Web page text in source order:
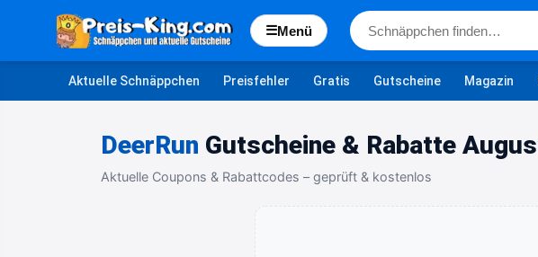
☰Menü
Aktuelle Schnäppchen Preisfehler Gratis Gutscheine Magazin
DeerRun Gutscheine & Rabatte
Aktuelle Coupons & Rabattcodes – geprüft & kostenlos